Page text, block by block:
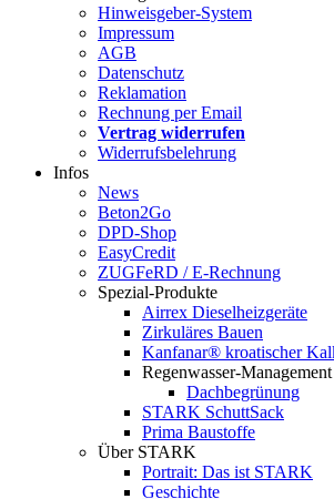
Hinweisgeber-System
Impressum
AGB
Datenschutz
Reklamation
Rechnung per Email
Vertrag widerrufen
Widerrufsbelehrung
Infos
News
Beton2Go
DPD-Shop
EasyCredit
ZUGFeRD / E-Rechnung
Spezial-Produkte
Airrex Dieselheizgeräte
Zirkuläres Bauen
Kanfanar® kroatischer
Regenwasser-Management
Dachbegrünung
STARK SchuttSack
Prima Baustoffe
Über STARK
Portrait: Das ist STARK
Geschichte